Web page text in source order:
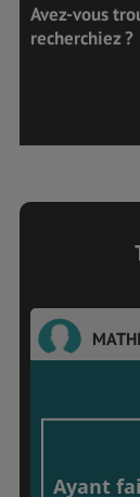
Avez-vous
recherchiez ?
Ayant